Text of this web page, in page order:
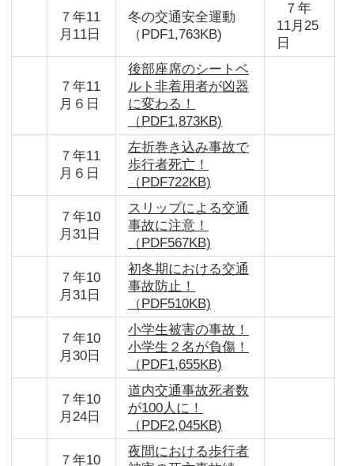
７年11
月11日
冬の交通安全運動
（PDF1,763KB)
７年
11月25
日
７年11
月６日
後部座席のシートベ
ルト非着用者が凶器
に変わる！
（PDF1,873KB)
７年11
月６日
左折巻き込み事故で
歩行者死亡！
（PDF722KB)
７年10
月31日
スリップによる交通
事故に注意！
（PDF567KB)
７年10
月31日
初冬期における交通
事故防止！
（PDF510KB)
７年10
月30日
小学生被害の事故！
小学生２名が負傷！
（PDF1,655KB)
７年10
月24日
道内交通事故死者数
が100人に！
（PDF2,045KB)
７年10
夜間における歩行者